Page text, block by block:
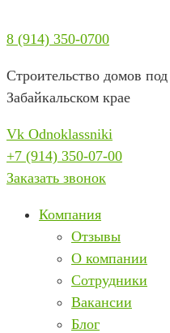
к
8 (914) 350-0700
Строительство домов
Забайкальском крае
Vk Odnoklassniki
+7 (914) 350-07-00
Заказать звонок
Компания
Отзывы
О компании
Сотрудники
Вакансии
Блог